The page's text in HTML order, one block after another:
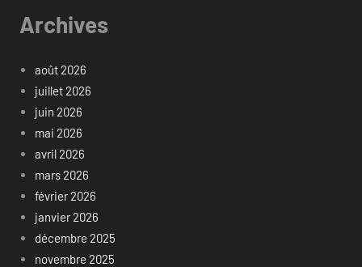
Archives
août 2026
juillet 2026
juin 2026
mai 2026
avril 2026
mars 2026
février 2026
janvier 2026
décembre 2025
novembre 2025